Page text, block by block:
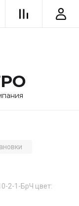
2-1-БрЧ цвет: